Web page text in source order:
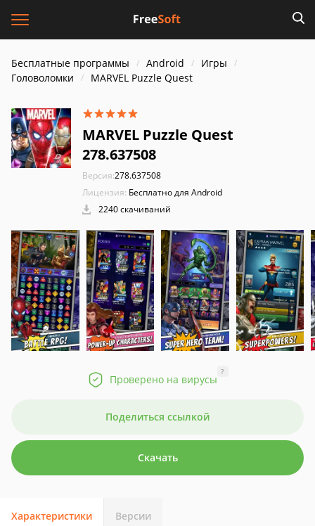
Бесплатные программы Android
Игры
Головоломки
MARVEL Puzzle Quest
MARVEL Puzzle Quest
278.637508
Версия:278.637508
Лицензия: Бесплатно для Android
2240 скачиваний
Проверено на вирусы
?
Поделиться ссылкой
Скачать
Характеристики Версии